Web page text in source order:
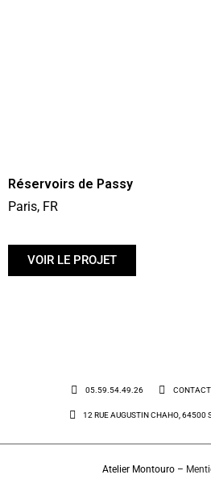
Réservoirs de Passy
Paris, FR
VOIR LE PROJET
05.59.54.49.26
12 RUE AUGUSTIN CHAHO, 64500
Atelier Montouro –